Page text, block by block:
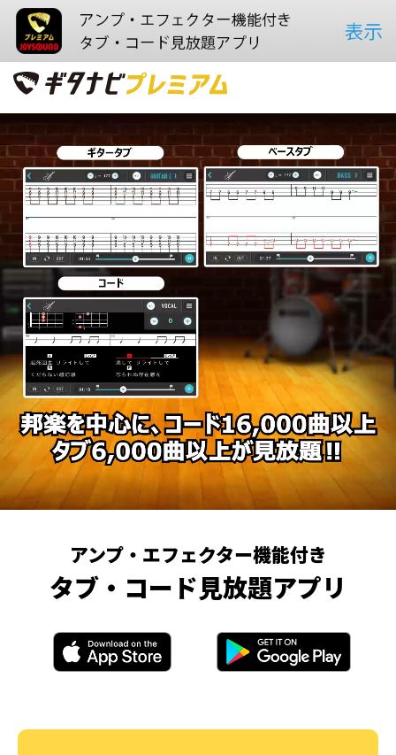
アンプ・エフェクター機能付き
タブ・コード見放題アプリ